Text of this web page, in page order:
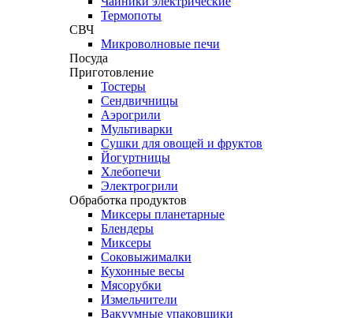
Термопоты
СВЧ
Микроволновые печи
Посуда
Приготовление
Тостеры
Сендвичницы
Аэрогрили
Мультиварки
Сушки для овощей и фруктов
Йогуртницы
Хлебопечи
Электрогрили
Обработка продуктов
Миксеры планетарные
Блендеры
Миксеры
Соковыжималки
Кухонные весы
Мясорубки
Измельчители
Вакуумные упаковщики